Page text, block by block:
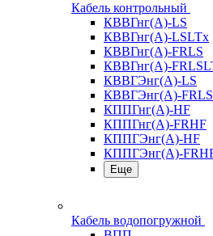
Кабель контрольный
КВВГнг(А)-LS
КВВГнг(А)-LSLTx
КВВГнг(А)-FRLS
КВВГнг(А)-
КВВГЭнг(А)-LS
КВВГЭнг(А)-FRLS
КППГнг(А)-HF
КППГнг(А)-FRHF
КППГЭнг(А)-HF
КППГЭнг(А)-
Еще
Кабель водопогружной